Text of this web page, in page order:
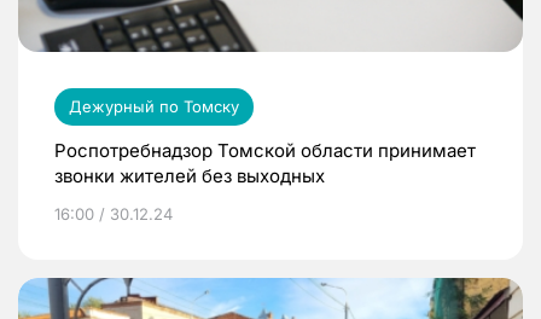
Дежурный по Томску
Роспотребнадзор Томской области принимает
звонки жителей без выходных
16:00 / 30.12.24